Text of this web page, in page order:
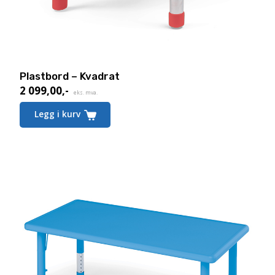
Plastbord – Kvadrat
2 099,00,- eks. mva.
Legg i kurv